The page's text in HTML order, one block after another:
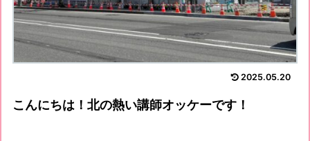
2025.05.20
こんにちは！北の熱い講師オッケーです！